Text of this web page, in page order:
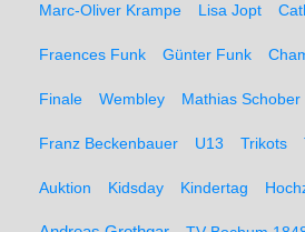
Marc-Oliver Krampe Lisa Jopt
Fraences Funk Günter Funk
Finale Wembley Mathias Schober
Franz Beckenbauer U13 Trikots
Auktion Kidsday Kindertag